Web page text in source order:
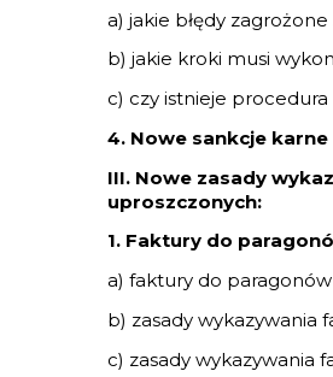
a) jakie błędy zagrożone
b) jakie kroki musi
c) czy istnieje procedura
4. Nowe sankcje
III. Nowe zasady
uproszczonych:
1. Faktury do
a) faktury do paragonów
b) zasady wykazywania
c) zasady wykazywania